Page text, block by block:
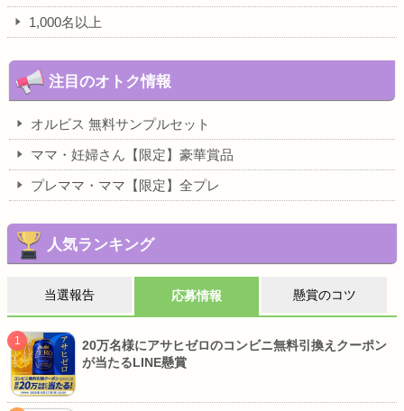
1,000名以上
注目のオトク情報
オルビス 無料サンプルセット
ママ・妊婦さん【限定】豪華賞品
プレママ・ママ【限定】全プレ
人気ランキング
当選報告 応募情報 懸賞のコツ
20万名様にアサヒゼロのコンビニ無料引換えクーポン
が当たるLINE懸賞